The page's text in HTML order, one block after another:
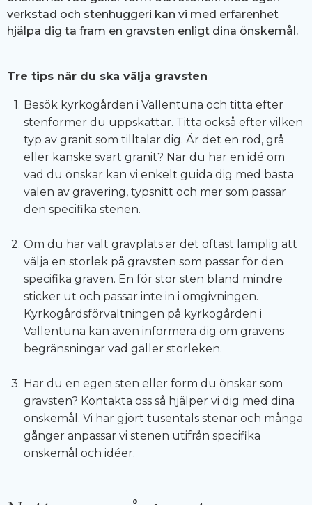
verkstad och stenhuggeri kan vi med erfarenhet
hjälpa dig ta fram en gravsten enligt dina önskemål.
Tre tips när du ska välja gravsten
Besök kyrkogården i Vallentuna och titta efter
stenformer du uppskattar. Titta också efter vilken
typ av granit som tilltalar dig. Är det en röd, grå
eller kanske svart granit? När du har en idé om
vad du önskar kan vi enkelt guida dig med bästa
valen av gravering, typsnitt och mer som passar
den specifika stenen.
Om du har valt gravplats är det oftast lämplig att
välja en storlek på gravsten som passar för den
specifika graven. En för stor sten bland mindre
sticker ut och passar inte in i omgivningen.
Kyrkogårdsförvaltningen på kyrkogården i
Vallentuna kan även informera dig om gravens
begränsningar vad gäller storleken.
Har du en egen sten eller form du önskar som
gravsten? Kontakta oss så hjälper vi dig med dina
önskemål. Vi har gjort tusentals stenar och många
gånger anpassar vi stenen utifrån specifika
önskemål och idéer.